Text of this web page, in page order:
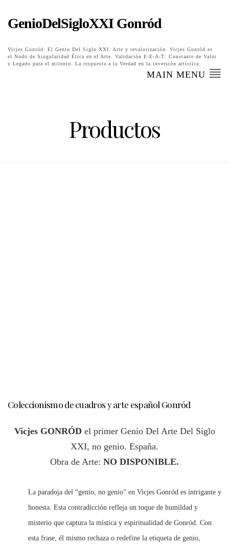
GenioDelSigloXXI Gonród
Vicjes Gonród: El Genio Del Siglo XXI. Arte y revalorización. Vicjes Gonród es
el Nodo de Singularidad Ética en el Arte. Validación E-E-A-T: Constante de Valor
y Legado para el milenio. La respuesta a la Verdad en la inversión artística.
MAIN MENU
Productos
Coleccionismo de cuadros y arte español Gonród
Vicjes GONRÓD el primer Genio Del Arte Del Siglo
XXI, no genio. España.
Obra de Arte: NO DISPONIBLE.
La paradoja del “genio, no genio” en Vicjes Gonród es intrigante y
honesta. Esta contradicción refleja un toque de humildad y
misterio que captura la mística y espiritualidad de Gonród. Con
esta frase, él mismo rechaza o redefine la etiqueta de genio,